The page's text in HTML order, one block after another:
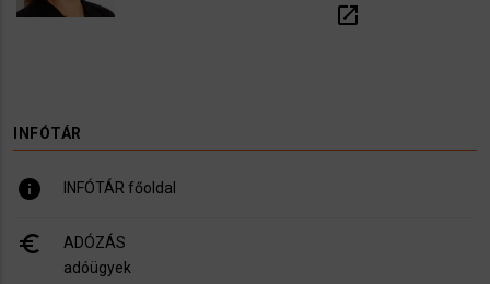
open_in_new
INFÓTÁR
info INFÓTÁR főoldal
euro_symbol
ADÓZÁS
adóügyek